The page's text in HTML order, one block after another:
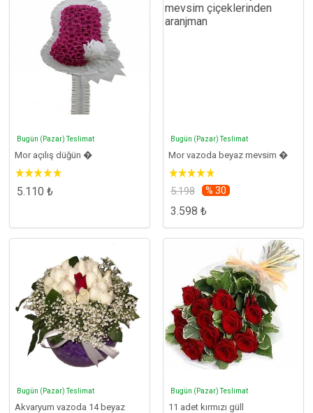
Bugün (Pazar) Teslimat
Mor açılış düğün �
5.110 ₺
Bugün (Pazar) Teslimat
Mor vazoda beyaz mevsim �
5.198 % 30
3.598 ₺
Bugün (Pazar) Teslimat
Akvaryum vazoda 14 beyaz
Bugün (Pazar) Teslimat
11 adet kırmızı güll